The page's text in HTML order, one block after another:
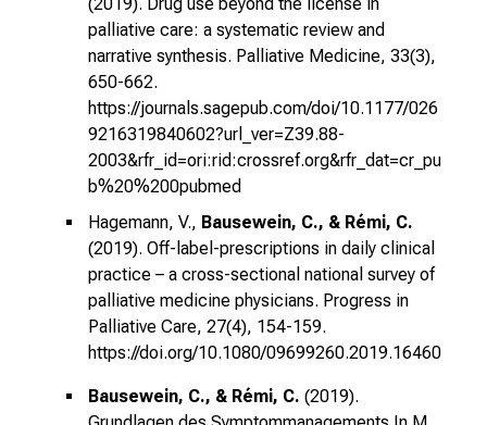
palliative care: a systematic review and
narrative synthesis. Palliative Medicine, 33(3),
650-662.
https://journals.sagepub.com/doi/10.1177/026
9216319840602?url_ver=Z39.88-
2003&rfr_id=ori:rid:crossref.org&rfr_dat=cr_pu
b%20%200pubmed
Hagemann, V., Bausewein, C., & Rémi, C.
(2019). Off-label-prescriptions in daily clinical
practice – a cross-sectional national survey of
palliative medicine physicians. Progress in
Palliative Care, 27(4), 154-159.
https://doi.org/10.1080/09699260.2019.16460
Bausewein, C., & Rémi, C. (2019).